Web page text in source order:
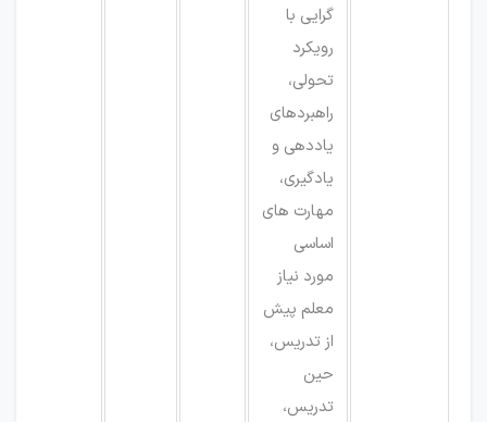
گرایی با
رویکرد
تحولی،
راهبردهای
یاددهی و
یادگیری،
مهارت های
اساسی
مورد نیاز
معلم پیش
از تدریس،
حین
تدریس،